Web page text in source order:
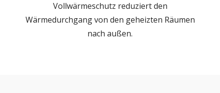
Vollwärmeschutz reduziert den
Wärmedurchgang von den geheizten Räumen
nach außen.